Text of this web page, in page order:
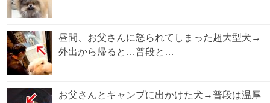
昼間、お父さんに怒られてしまった超大型犬→
外出から帰ると…普段と…
お父さんとキャンプに出かけた犬→普段は温厚